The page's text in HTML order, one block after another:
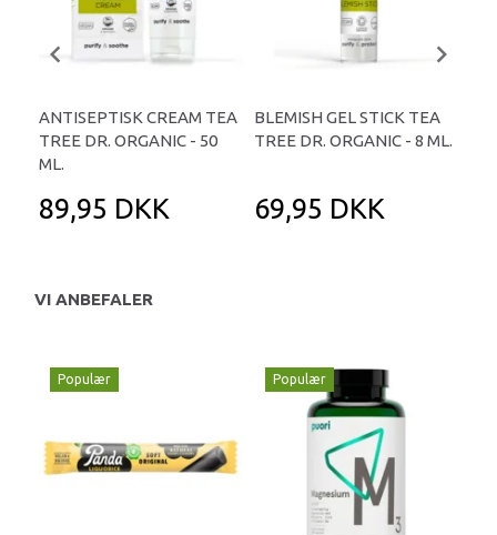
ANTISEPTISK CREAM TEA
TREE DR. ORGANIC - 50
ML.
89,95 DKK
BLEMISH GEL STICK TEA
TREE DR. ORGANIC - 8 ML.
69,95 DKK
VI ANBEFALER
Populær Populær